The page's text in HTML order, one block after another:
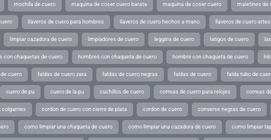
mochila de cuero maquina de coser cuero barata maquina de coser cuero maletines de
llaveros de cuero para hombres llaveros de cuero hechos a mano llaveros de cuero
limpiar cazadora de cuero limpiadores de cuero leggins de cuero latigos de cuero
con chaquetas de cuero hombres con chaqueta de cuero hombre con chaqueta de cuero
cuero faldas de cuero zara faldas de cuero negras faldas de cuero falda tubo de
cuero de pu cuero de la pu cuchillos de cuero correas de cuero para relojes correas
colgantes cordon de cuero con cierre de plata cordon de cuero converse negras de cuero
como limpiar una chaqueta de cuero como limpiar una cazadora de cuero como limpiar